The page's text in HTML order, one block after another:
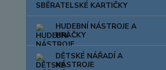
SBĚRATELSKÉ KARTIČKY
HUDEBNÍ NÁSTROJE A
HRAČKY
DĚTSKÉ NÁŘADÍ A
NÁSTROJE